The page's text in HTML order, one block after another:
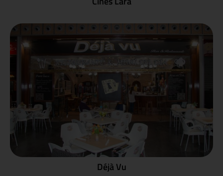
Déjà Vu